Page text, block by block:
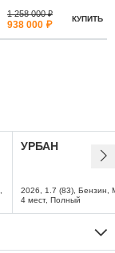
1 258 000 ₽
938 000 ₽
КУПИТЬ
УРБАН
2026, 1.7 (83), Бензин,
4 мест, Полный